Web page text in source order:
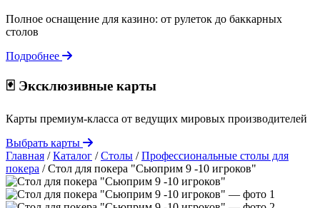
Полное оснащение для казино: от рулеток до баккарных
столов
Подробнее
🃏 Эксклюзивные карты
Карты премиум-класса от ведущих мировых производителей
Выбрать карты
Главная / Каталог / Столы / Профессиональные столы для
покера / Стол для покера "Сьюприм 9 -10 игроков"